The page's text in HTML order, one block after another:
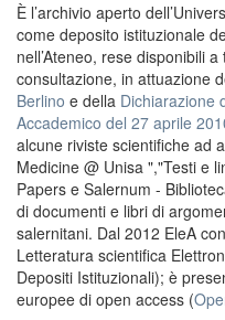
È l’archivio aperto
come deposito istituzionale
nell’Ateneo, rese disponibili
consultazione, in attuazione
Berlino e della Dichiarazione
Accademico del 27 aprile
alcune riviste scientifiche ad
Medicine @ Unisa ","Testi e
Papers e Salernum -
di documenti e libri di
salernitani. Dal 2012 EleA
Letteratura scientifica
Depositi Istituzionali); è
europee di open access (